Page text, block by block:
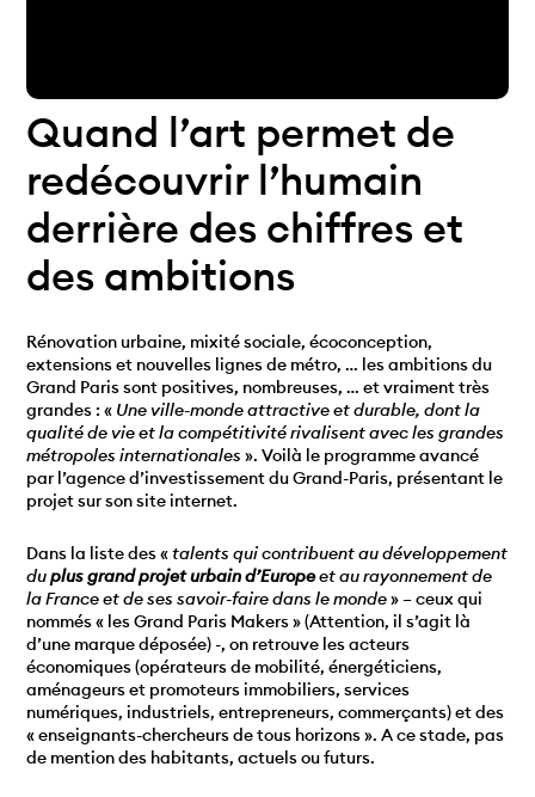
Quand l’art permet de
redécouvrir l’humain
derrière des chiffres et
des ambitions
Rénovation urbaine, mixité sociale, écoconception,
extensions et nouvelles lignes de métro, … les ambitions du
Grand Paris sont positives, nombreuses, … et vraiment très
grandes : « Une ville-monde attractive et durable, dont la
qualité de vie et la compétitivité rivalisent avec les grandes
métropoles internationales ». Voilà le programme avancé
par l’agence d’investissement du Grand-Paris, présentant le
projet sur son site internet.
Dans la liste des «talents qui contribuent au développement
duplus grand projet urbain d’Europeet au rayonnement de
la France et de ses savoir-faire dans le monde» – ceux qui
nommés « les Grand Paris Makers » (Attention, il s’agit là
d’une marque déposée) -, on retrouve les acteurs
économiques (opérateurs de mobilité, énergéticiens,
aménageurs et promoteurs immobiliers, services
numériques, industriels, entrepreneurs, commerçants) et des
« enseignants-chercheurs de tous horizons ». A ce stade, pas
de mention des habitants, actuels ou futurs.